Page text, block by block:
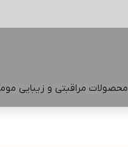
محصولات مراقبتی و زیبایی مو